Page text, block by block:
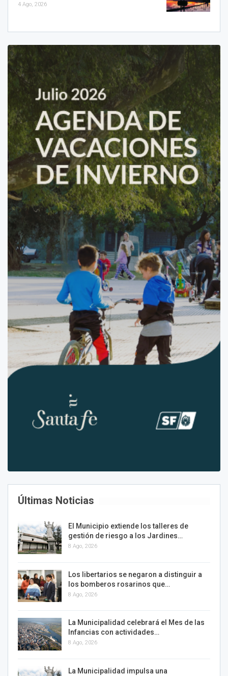
4 Ago, 2026
Últimas Noticias
El Municipio extiende los talleres de
gestión de riesgo a los Jardines…
8 Ago, 2026
Los libertarios se negaron a distinguir a
los bomberos rosarinos que…
8 Ago, 2026
La Municipalidad celebrará el Mes de las
Infancias con actividades…
8 Ago, 2026
La Municipalidad impulsa una